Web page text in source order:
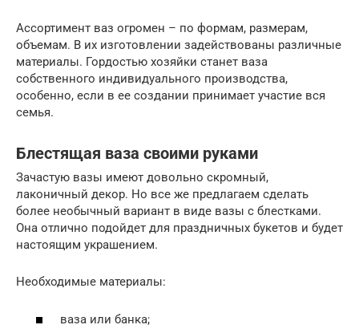
Ассортимент ваз огромен – по формам, размерам,
объемам. В их изготовлении задействованы различные
материалы. Гордостью хозяйки станет ваза
собственного индивидуального производства,
особенно, если в ее создании принимает участие вся
семья.
Блестящая ваза своими руками
Зачастую вазы имеют довольно скромный,
лаконичный декор. Но все же предлагаем сделать
более необычный вариант в виде вазы с блестками.
Она отлично подойдет для праздничных букетов и будет
настоящим украшением.
Необходимые материалы:
ваза или банка;